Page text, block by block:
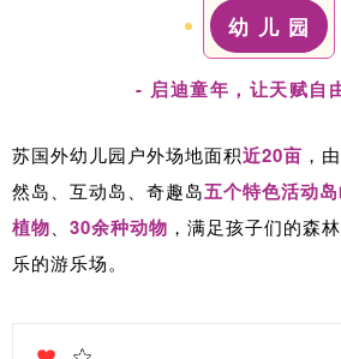
幼 儿 园
- 启迪童年，让天赋自
苏国外幼儿园户外场地面积近20亩 ，
然岛、互动岛、奇趣岛五个特色活动
植物、 30余种动物 ，满足孩子们的森
乐的游乐场。